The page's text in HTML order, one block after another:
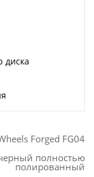
диска
Forged FG04
полностью
полированный